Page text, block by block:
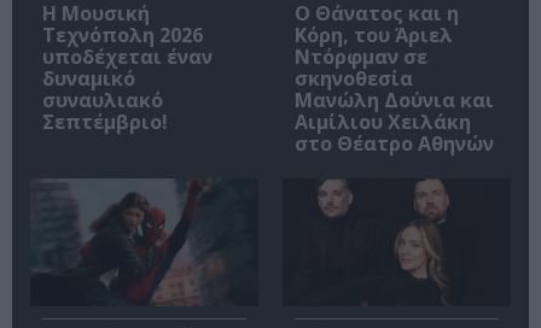
Η Μουσική
Τεχνόπολη 2026
υποδέχεται έναν
δυναμικό
συναυλιακό
Σεπτέμβριο!
Ο Θάνατος και η
Κόρη, του Άριελ
Ντόρφμαν σε
σκηνοθεσία
Μανώλη Δούνια και
Αιμίλιου Χειλάκη
στο Θέατρο Αθηνών